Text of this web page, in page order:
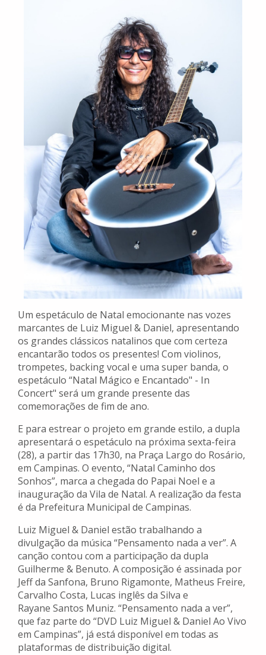
Um espetáculo de Natal emocionante nas vozes
marcantes de Luiz Miguel & Daniel, apresentando
os grandes clássicos natalinos que com certeza
encantarão todos os presentes! Com violinos,
trompetes, backing vocal e uma super banda, o
espetáculo “Natal Mágico e Encantado" - In
Concert" será um grande presente das
comemorações de fim de ano.
E para estrear o projeto em grande estilo, a dupla
apresentará o espetáculo na próxima sexta-feira
(28), a partir das 17h30, na Praça Largo do Rosário,
em Campinas. O evento, “Natal Caminho dos
Sonhos”, marca a chegada do Papai Noel e a
inauguração da Vila de Natal. A realização da festa
é da Prefeitura Municipal de Campinas.
Luiz Miguel & Daniel estão trabalhando a
divulgação da música “Pensamento nada a ver”. A
canção contou com a participação da dupla
Guilherme & Benuto. A composição é assinada por
Jeff da Sanfona, Bruno Rigamonte, Matheus Freire,
Carvalho Costa, Lucas inglês da Silva e
Rayane Santos Muniz. “Pensamento nada a ver”,
que faz parte do “DVD Luiz Miguel & Daniel Ao Vivo
em Campinas”, já está disponível em todas as
plataformas de distribuição digital.